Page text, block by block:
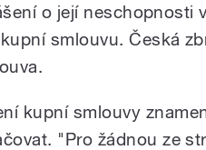
o její neschopnosti
smlouvu. Česká
kupní smlouvy
"Pro žádnou ze